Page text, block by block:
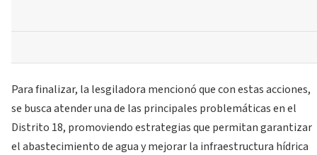
Para finalizar, la lesgiladora mencionó que con estas acciones,
se busca atender una de las principales problemáticas en el
Distrito 18, promoviendo estrategias que permitan garantizar
el abastecimiento de agua y mejorar la infraestructura hídrica